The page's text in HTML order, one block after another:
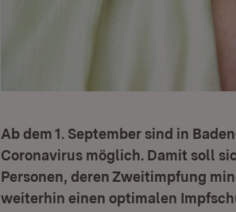
Ab dem 1. September sind in
Coronavirus möglich. Damit soll
Personen, deren Zweitimpfung
weiterhin einen optimalen